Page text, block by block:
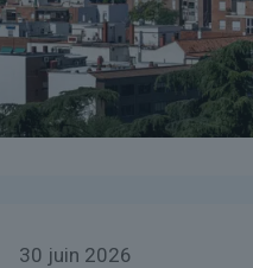
30 juin 2026